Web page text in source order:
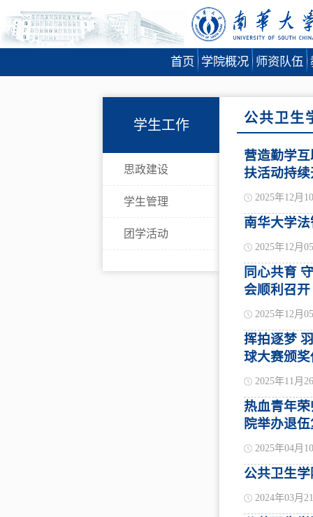
首页 学院概况 师资队伍
学生工作
思政建设
学生管理
团学活动
公共卫生
营造勤学
扶活动持
2025年12月
南华大学
2025年12月
同心共育
会顺利召开
2025年12月
挥拍逐梦
球大赛颁
2025年11月
热血青年
院举办退
2025年04月
公共卫生
2024年03月